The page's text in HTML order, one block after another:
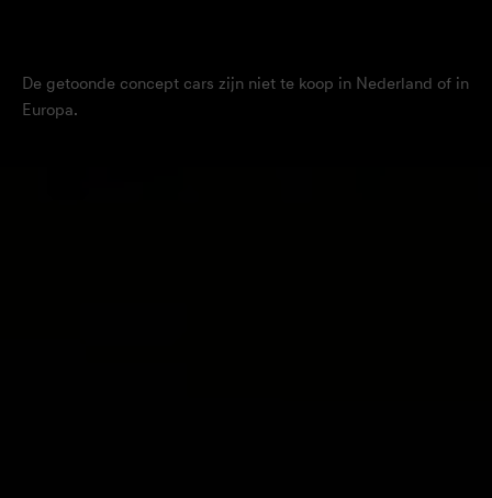
De getoonde concept cars zijn niet te koop in Nederland of in
Europa.